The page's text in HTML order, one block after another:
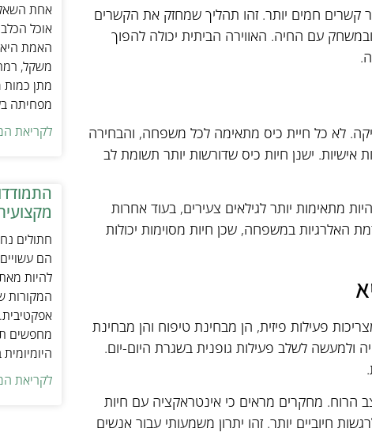
קשרים חמים יותר. זהו תהליך שמחזק את הקשרים
עם החיה. האווירה הביתית יכולה להפוך
לא כל חיית כיס מתאימה לכל משפחה, והבחירה
ישנן חיות כיס שדורשות יותר תשומת לב
מתאימות יותר לגילאים צעירים, בעוד אחרות
האלרגיות במשפחה, שכן חיות מסוימות יכולות
פעילות פיזית, הן מבחינת טיפוח והן מבחינת
לשלב פעילות גופנית בשגרת היום-יום.
הרוח. מחקרים מראים כי אינטראקציה עם חיות
חיוביים יותר. זהו יתרון משמעותי עבור אנשים
אחת
אוכל
האמת היא
משקל,
מתן
מפחיתה
לקריאת
חתולים
הם
להיות
המקורות
מחפשים
לקריאת